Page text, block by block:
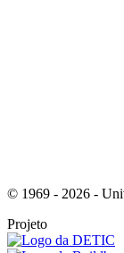
© 1969 - 2026 -
Projeto